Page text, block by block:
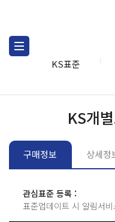
KS표준
KS개
구매정보 상세정
관심표준 등록 :
표준업데이트 시 알림서비